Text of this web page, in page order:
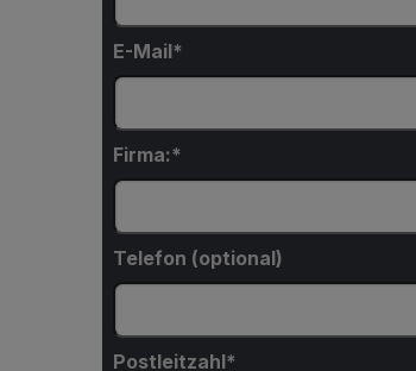
E-Mail
Firma:
Telefon (optional)
Postleitzahl*